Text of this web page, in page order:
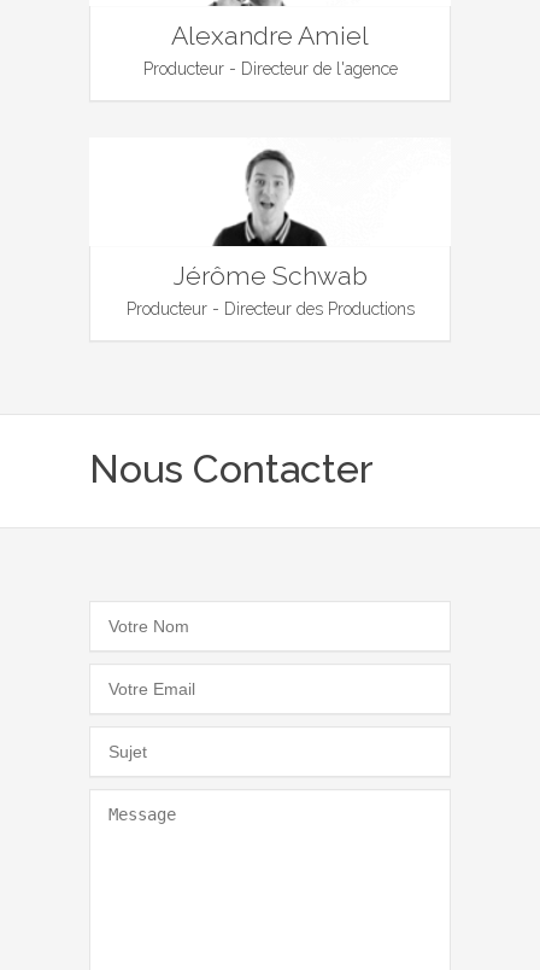
Alexandre Amiel
Producteur - Directeur de l'agence
Jérôme Schwab
Producteur - Directeur des Productions
Nous Contacter